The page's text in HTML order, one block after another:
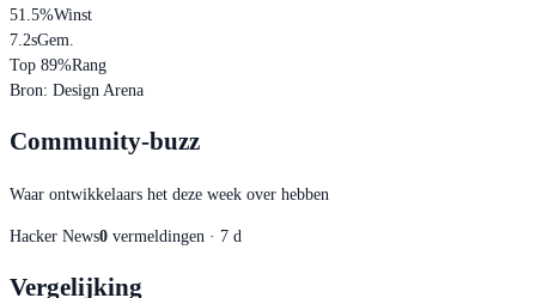
51.5%Winst
7.2sGem.
Top 89%Rang
Bron: Design Arena
Community-buzz
Waar ontwikkelaars het deze week over hebben
Hacker News0 vermeldingen · 7 d
Vergelijking